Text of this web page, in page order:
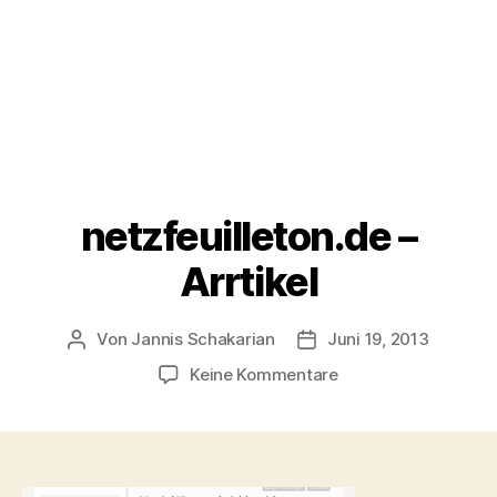
netzfeuilleton.de –
Arrtikel
Beitragsautor
Von Jannis Schakarian
Juni 19, 2013
Keine Kommentarezu